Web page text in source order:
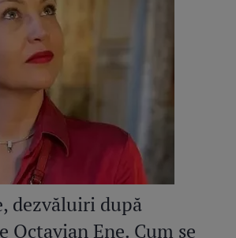
dezvăluiri după
Octavian Ene. Cum se